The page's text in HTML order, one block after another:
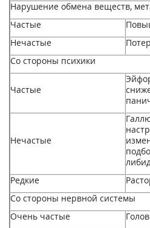
Нарушение обмена веществ,
Частые
Нечастые
Со стороны психики
Частые
Нечастые
Редкие
Со стороны нервной системы
Очень частые